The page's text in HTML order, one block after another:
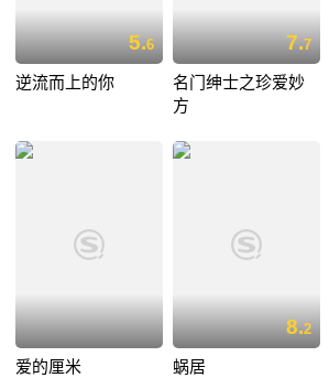
5.6
逆流而上的你
7.7
名门绅士之珍爱妙
方
爱的厘米
8.2
蜗居